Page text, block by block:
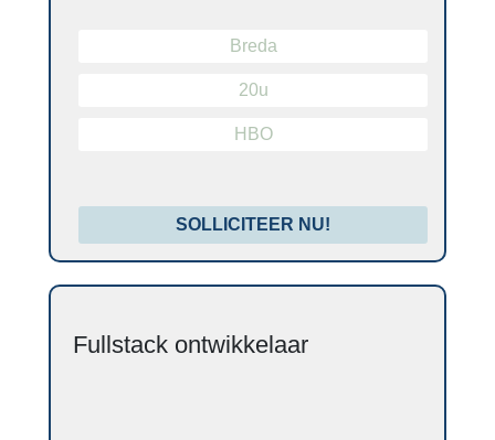
Breda
20u
HBO
SOLLICITEER NU!
Fullstack ontwikkelaar